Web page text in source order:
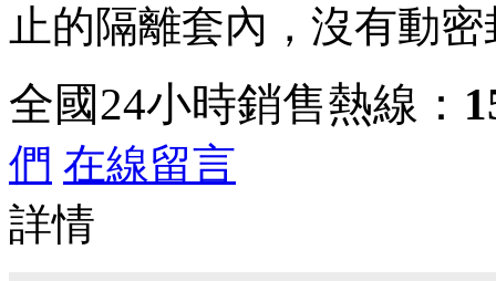
止的隔離套內，沒有動
全國24小時銷售熱線：
們 在線留言
詳情